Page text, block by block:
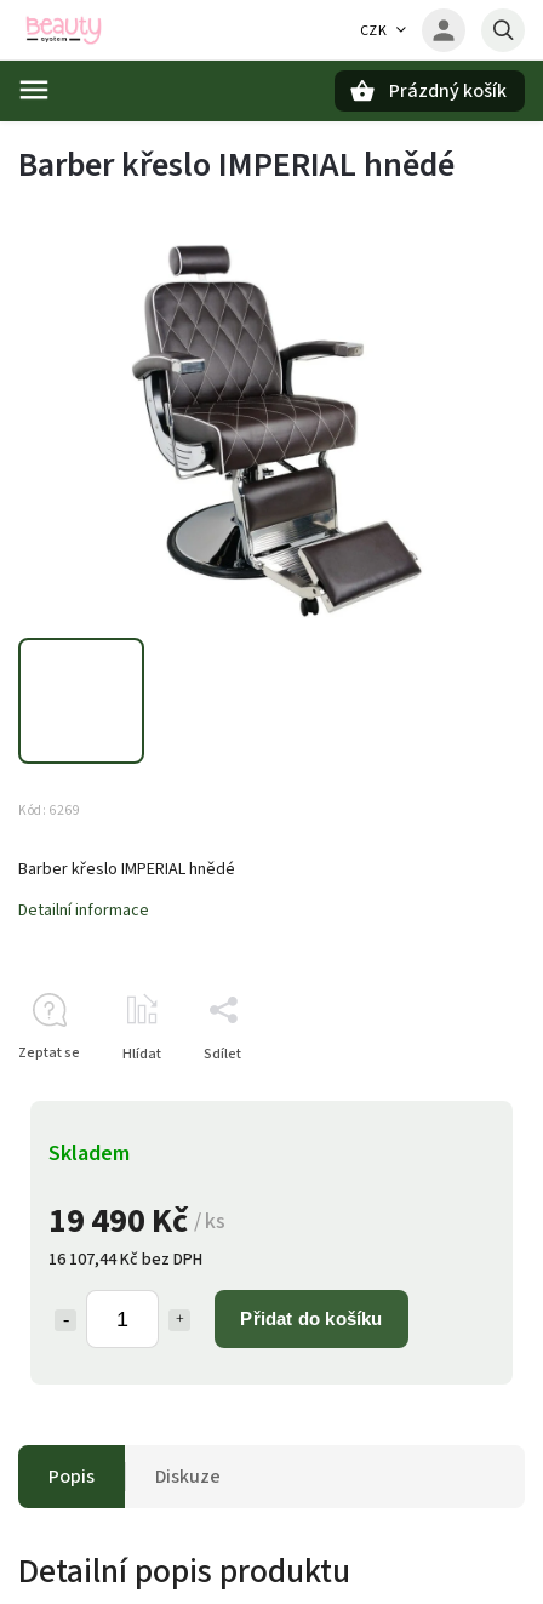
CZK
Prázdný košík
Barber křeslo IMPERIAL hnědé
Kód: 6269
19 490 Kč / ks
16 107,44 Kč bez DPH
Přidat do košíku
Skladem
Barber křeslo IMPERIAL hnědé
Detailní informace
Zeptat se Hlídat Sdílet
Popis Diskuze
Detailní popis produktu